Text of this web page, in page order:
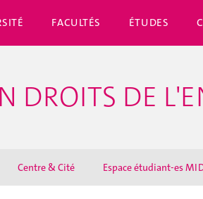
FACULTÉS ÉTUDES
DROITS DE
Centre & Cité Espace étudiant-es